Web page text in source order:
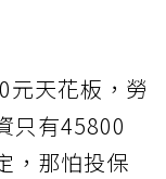
元天花板，勞
只有45800
，那怕投保